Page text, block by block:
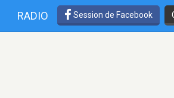
RADIO Session de Facebook